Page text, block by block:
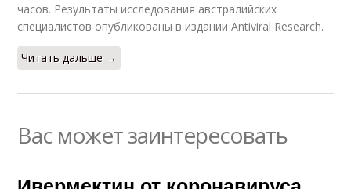
часов. Результаты исследования австралийских
специалистов опубликованы в издании Antiviral Research.
Читать дальше →
Вас может заинтересовать